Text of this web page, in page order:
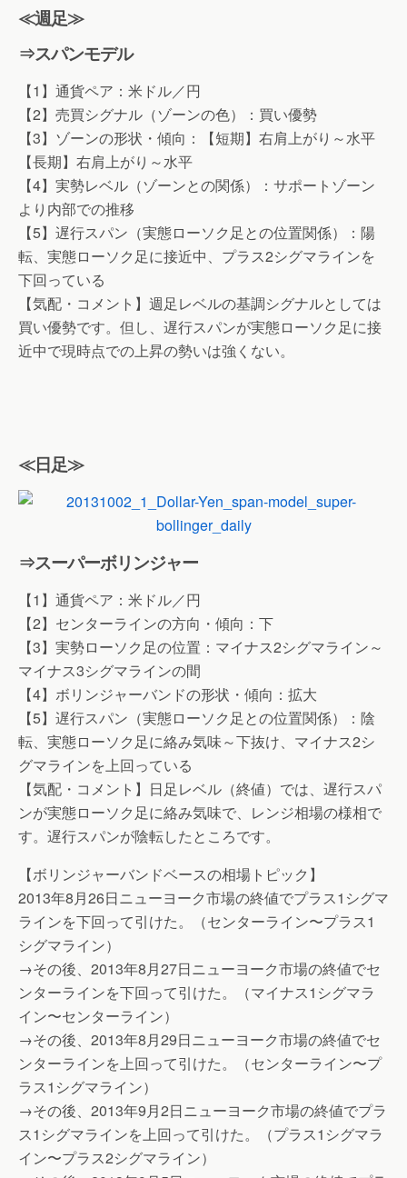
≪週足≫
⇒スパンモデル
【1】通貨ペア：米ドル／円
【2】売買シグナル（ゾーンの色）：買い優勢
【3】ゾーンの形状・傾向：【短期】右肩上がり～水平
【長期】右肩上がり～水平
【4】実勢レベル（ゾーンとの関係）：サポートゾーン
より内部での推移
【5】遅行スパン（実態ローソク足との位置関係）：陽
転、実態ローソク足に接近中、プラス2シグマラインを
下回っている
【気配・コメント】週足レベルの基調シグナルとしては
買い優勢です。但し、遅行スパンが実態ローソク足に接
近中で現時点での上昇の勢いは強くない。
≪日足≫
⇒スーパーボリンジャー
【1】通貨ペア：米ドル／円
【2】センターラインの方向・傾向：下
【3】実勢ローソク足の位置：マイナス2シグマライン～
マイナス3シグマラインの間
【4】ボリンジャーバンドの形状・傾向：拡大
【5】遅行スパン（実態ローソク足との位置関係）：陰
転、実態ローソク足に絡み気味～下抜け、マイナス2シ
グマラインを上回っている
【気配・コメント】日足レベル（終値）では、遅行スパ
ンが実態ローソク足に絡み気味で、レンジ相場の様相で
す。遅行スパンが陰転したところです。
【ボリンジャーバンドベースの相場トピック】
2013年8月26日ニューヨーク市場の終値でプラス1シグマ
ラインを下回って引けた。（センターライン〜プラス1
シグマライン）
→その後、2013年8月27日ニューヨーク市場の終値でセ
ンターラインを下回って引けた。（マイナス1シグマラ
イン〜センターライン）
→その後、2013年8月29日ニューヨーク市場の終値でセ
ンターラインを上回って引けた。（センターライン〜プ
ラス1シグマライン）
→その後、2013年9月2日ニューヨーク市場の終値でプラ
ス1シグマラインを上回って引けた。（プラス1シグマラ
イン〜プラス2シグマライン）